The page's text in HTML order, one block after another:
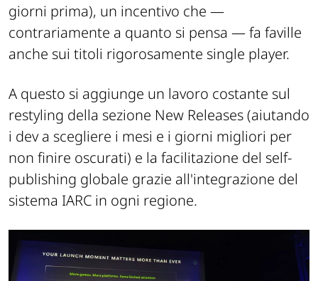
giorni prima), un incentivo che —
contrariamente a quanto si pensa — fa faville
anche sui titoli rigorosamente single player.
A questo si aggiunge un lavoro costante sul
restyling della sezione New Releases (aiutando
i dev a scegliere i mesi e i giorni migliori per
non finire oscurati) e la facilitazione del self-
publishing globale grazie all'integrazione del
sistema IARC in ogni regione.